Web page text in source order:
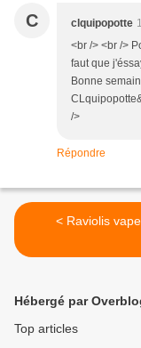
C clquipopotte
<br /> <br />
faut que
Bonne
/>
Répondre
< Raviolis
Hébergé par
Top articles